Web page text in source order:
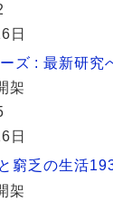
日
ズ : 最新研
架
日
窮乏の生活
架